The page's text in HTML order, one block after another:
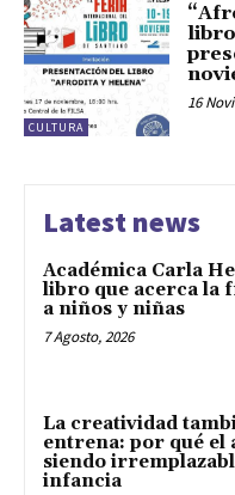
CULTURA
libro
16
Latest news
Académica Carla
libro que acerca la
a niños y niñas
7 Agosto, 2026
La creatividad
entrena: por qué el
siendo
infancia